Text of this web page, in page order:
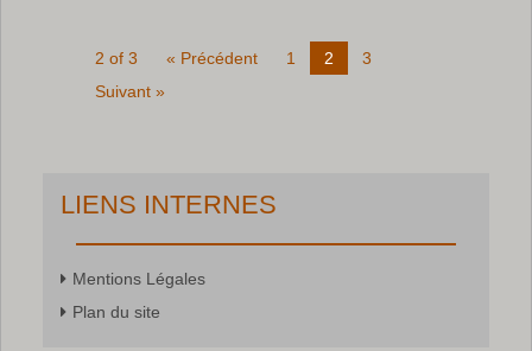
2 of 3 « Précédent 1 2
3
Suivant »
LIENS INTERNES
Mentions Légales
Plan du site